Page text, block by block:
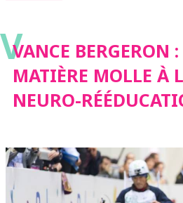
VVANCE BERGERON
MATIÈRE MOLLE À
NEURO-